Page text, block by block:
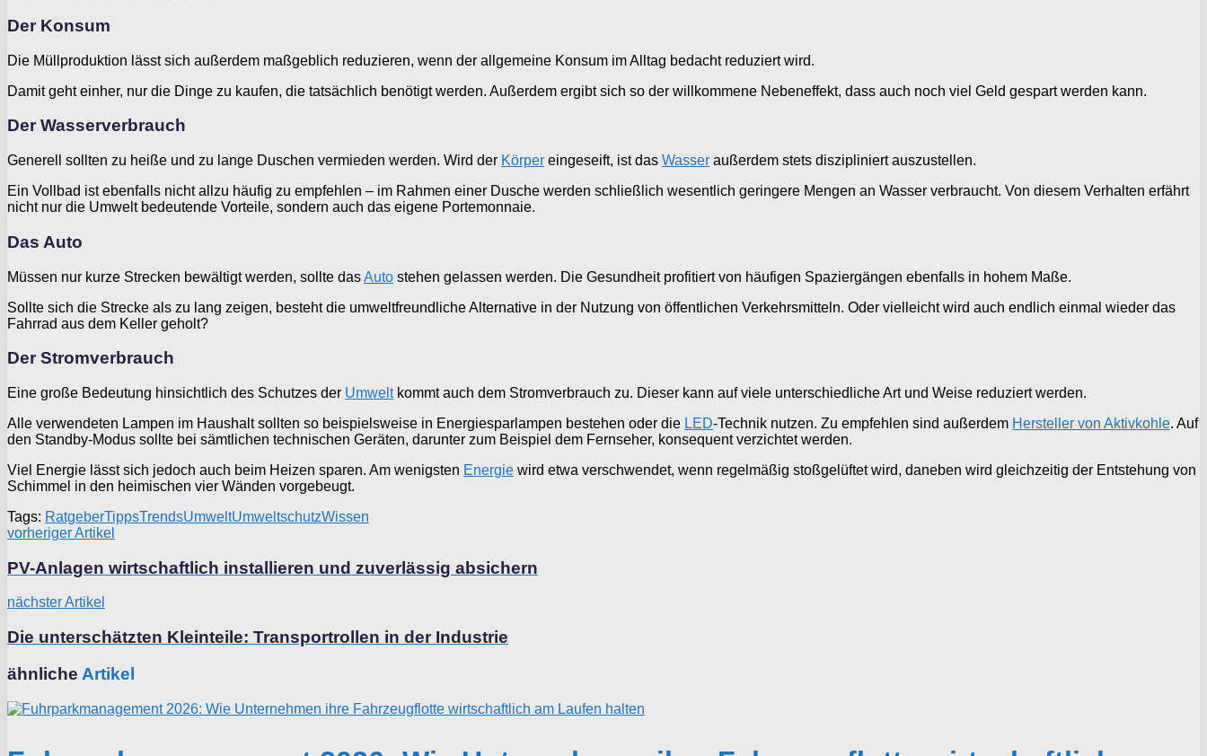
Der Konsum
Die Müllproduktion lässt sich außerdem maßgeblich reduzieren, wenn der allgemeine Konsum im Alltag bedacht reduziert wird.
Damit geht einher, nur die Dinge zu kaufen, die tatsächlich benötigt werden. Außerdem ergibt sich so der willkommene Nebeneffekt, dass auch noch viel Geld gespart werden kann.
Der Wasserverbrauch
Generell sollten zu heiße und zu lange Duschen vermieden werden. Wird der Körper eingeseift, ist das Wasser außerdem stets diszipliniert auszustellen.
Ein Vollbad ist ebenfalls nicht allzu häufig zu empfehlen – im Rahmen einer Dusche werden schließlich wesentlich geringere Mengen an Wasser verbraucht. Von diesem Verhalten erfährt
nicht nur die Umwelt bedeutende Vorteile, sondern auch das eigene Portemonnaie.
Das Auto
Müssen nur kurze Strecken bewältigt werden, sollte dasAuto stehen gelassen werden. Die Gesundheit profitiert von häufigen Spaziergängen ebenfalls in hohem Maße.
Sollte sich die Strecke als zu lang zeigen, besteht die umweltfreundliche Alternative in der Nutzung von öffentlichen Verkehrsmitteln. Oder vielleicht wird auch endlich einmal wieder das
Fahrrad aus dem Keller geholt?
Der Stromverbrauch
Eine große Bedeutung hinsichtlich des Schutzes der Umweltkommt auch dem Stromverbrauch zu. Dieser kann auf viele unterschiedliche Art und Weise reduziert werden.
Alle verwendeten Lampen im Haushalt sollten so beispielsweise in Energiesparlampen bestehen oder die LED-Technik nutzen. Zu empfehlen sind außerdem Hersteller von Aktivkohle. Auf
den Standby-Modus sollte bei sämtlichen technischen Geräten, darunter zum Beispiel dem Fernseher, konsequent verzichtet werden.
Viel Energie lässt sich jedoch auch beim Heizen sparen. Am wenigsten Energie wird etwa verschwendet, wenn regelmäßig stoßgelüftet wird, daneben wird gleichzeitig der Entstehung von
Schimmel in den heimischen vier Wänden vorgebeugt.
Tags: RatgeberTippsTrendsUmweltUmweltschutzWissen
vorheriger Artikel
PV-Anlagen wirtschaftlich installieren und zuverlässig absichern
nächster Artikel
Die unterschätzten Kleinteile: Transportrollen in der Industrie
ähnliche Artikel